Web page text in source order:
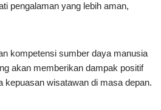
pengalaman yang lebih aman,
kompetensi sumber daya manusia
akan memberikan dampak positif
kepuasan wisatawan di masa depan.